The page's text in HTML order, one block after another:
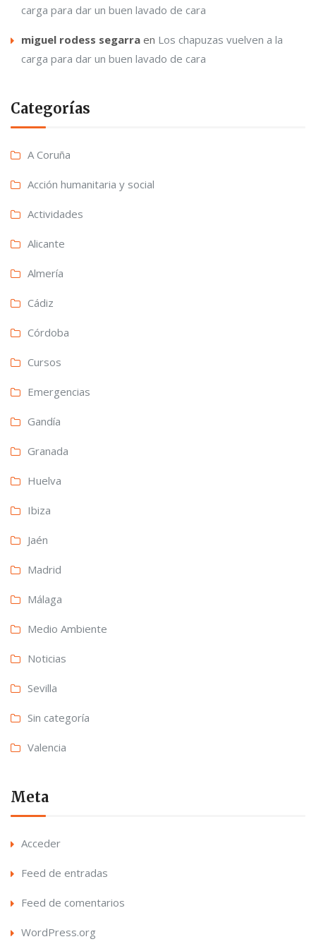
carga para dar un buen lavado de cara
miguel rodess segarra en Los chapuzas vuelven a la
carga para dar un buen lavado de cara
Categorías
A Coruña
Acción humanitaria y social
Actividades
Alicante
Almería
Cádiz
Córdoba
Cursos
Emergencias
Gandía
Granada
Huelva
Ibiza
Jaén
Madrid
Málaga
Medio Ambiente
Noticias
Sevilla
Sin categoría
Valencia
Meta
Acceder
Feed de entradas
Feed de comentarios
WordPress.org